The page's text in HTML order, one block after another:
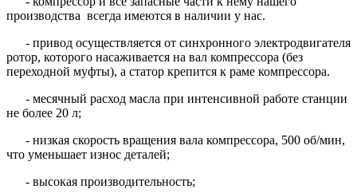
производства всегда имеются в наличии у нас.
- привод осуществляется от синхронного электродвигателя
ротор, которого насаживается на вал компрессора (без
переходной муфты), а статор крепится к раме компрессора.
- месячный расход масла при интенсивной работе станции
не более 20 л;
- низкая скорость вращения вала компрессора, 500 об/мин,
что уменьшает износ деталей;
- высокая производительность;